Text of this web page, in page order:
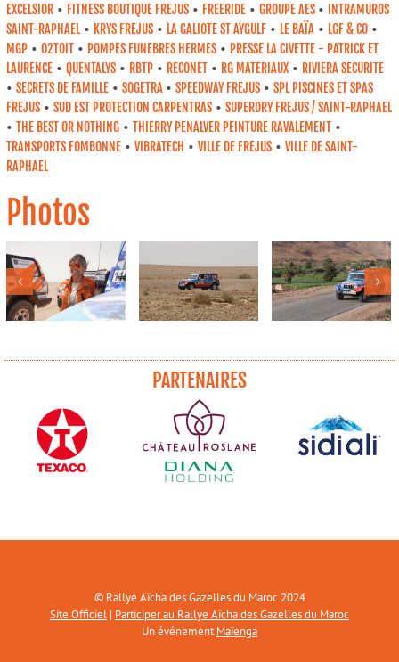
EXCELSIOR • FITNESS BOUTIQUE FREJUS • FREERIDE • GROUPE AES •
INTRAMUROS
SAINT-RAPHAEL• KRYS FREJUS • LA GALIOTE ST AYGULF • LE BAÏA • LGF & CO •
MGP • O2TOIT • POMPES FUNEBRES HERMES • PRESSE LA CIVETTE - PATRICK ET
LAURENCE • QUENTALYS • RBTP • RECONET • RG MATERIAUX • RIVIERA SECURITE
• SECRETS DE FAMILLE • SOGETRA • SPEEDWAY FREJUS • SPL PISCINES ET SPAS
FREJUS • SUD EST PROTECTION CARPENTRAS • SUPERDRY FREJUS / SAINT-RAPHAEL
• THE BEST OR NOTHING • THIERRY PENALVER PEINTURE RAVALEMENT •
TRANSPORTS FOMBONNE • VIBRATECH • VILLE DE FREJUS • VILLE DE SAINT-
RAPHAEL
Photos
PARTENAIRES
© Rallye Aïcha des Gazelles du Maroc 2024
Site Officiel | Participer au Rallye Aïcha des Gazelles du Maroc
Un événementMaïenga